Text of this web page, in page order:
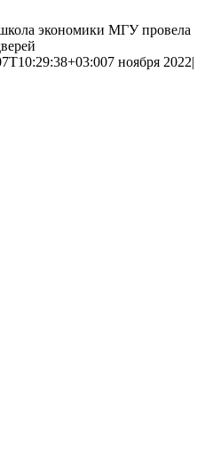
экономики МГУ провела
7 ноября 2022|